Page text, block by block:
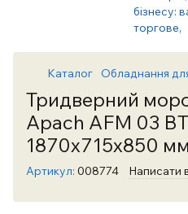
Каталог Обладнання
Тридверний
Apach AFM 03
1870х715х850
Артикул: 008774 Написати